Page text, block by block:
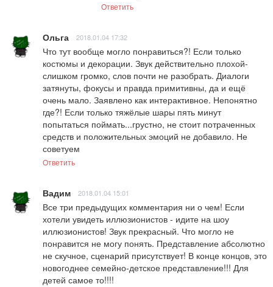
Ответить
Ольга 2018.01.04 17:32
Что тут вообще могло понравиться?! Если только
костюмы и декорации. Звук действительно плохой-
слишком громко, слов почти не разобрать. Диалоги
затянуты, фокусы и правда примитивны, да и ещё
очень мало. Заявлено как интерактивное. Непонятно
где?! Если только тяжёлые шары пять минут
попытаться поймать...грустно, не стоит потраченных
средств и положительных эмоций не добавило. Не
советуем
Ответить
Вадим 2018.01.04 15:01
Все три предыдущих комментария ни о чем! Если
хотели увидеть иллюзионистов - идите на шоу
иллюзионистов! Звук прекрасный. Что могло не
понравится не могу понять. Представление абсолютно
не скучное, сценарий присутствует! В конце концов, это
новогоднее семейно-детское представление!!! Для
детей самое то!!!!